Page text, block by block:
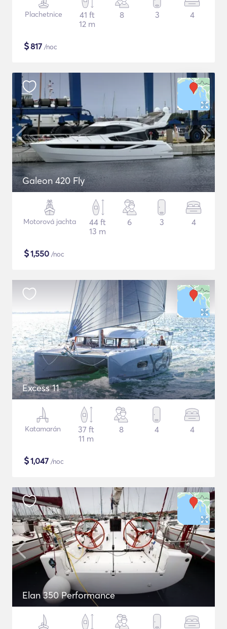
Plachetnice
41 ft
12 m
8 3 4
$817 /noc
Galeon 420 Fly
Motorová jachta
44 ft
13 m
6 3 4
$1,550 /noc
Excess 11
Katamarán
37 ft
11 m
8 4 4
$1,047 /noc
Elan 350 Performance